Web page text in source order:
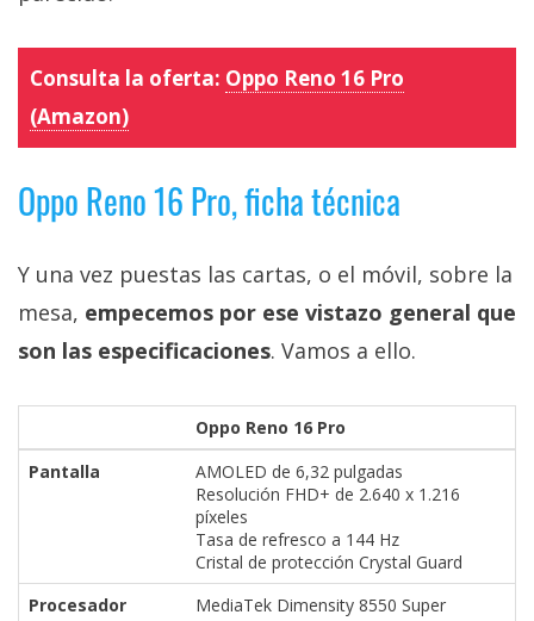
Consulta la oferta: Oppo Reno 16 Pro
(Amazon)
Oppo Reno 16 Pro, ficha técnica
Y una vez puestas las cartas, o el móvil, sobre la
mesa, empecemos por ese vistazo general que
son las especificaciones. Vamos a ello.
Oppo Reno 16 Pro
Pantalla
AMOLED de 6,32 pulgadas
Resolución FHD+ de 2.640 x 1.216
píxeles
Tasa de refresco a 144 Hz
Cristal de protección Crystal Guard
Procesador
MediaTek Dimensity 8550 Super